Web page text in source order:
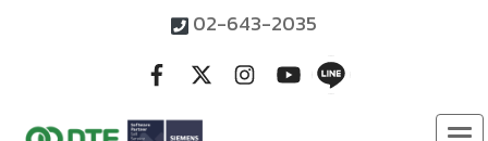
02-643-2035